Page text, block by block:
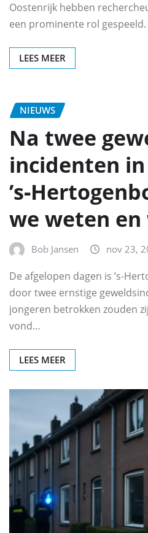
Oostenrijk hebben
een prominente rol
LEES MEER
NIEUWS
Na twee
incidenten in
we weten
Bob Jansen nov 23,
De afgelopen dagen is
door twee ernstige
jongeren betrokken zouden
vond…
LEES MEER